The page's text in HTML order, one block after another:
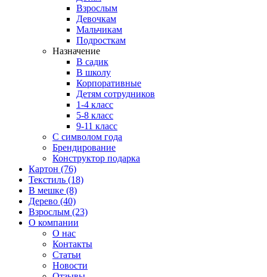
Взрослым
Девочкам
Мальчикам
Подросткам
Назначение
В садик
В школу
Корпоративные
Детям сотрудников
1-4 класс
5-8 класс
9-11 класс
С символом года
Брендирование
Конструктор подарка
Картон (76)
Текстиль (18)
В мешке (8)
Дерево (40)
Взрослым (23)
О компании
О нас
Контакты
Статьи
Новости